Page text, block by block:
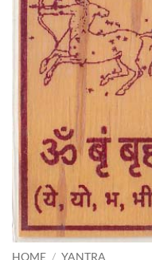
HOME / YANTRA